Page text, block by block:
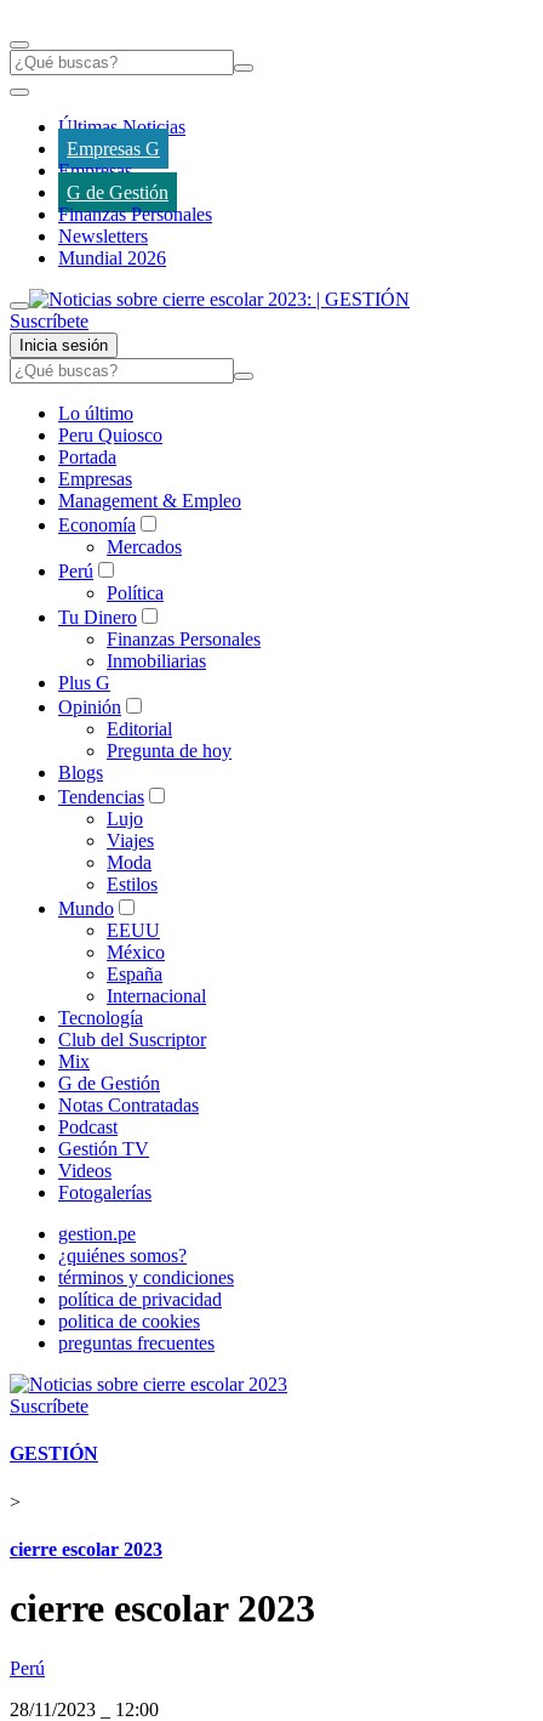
Últimas Noticias
Empresas G
Empresas
G de Gestión
Finanzas Personales
Newsletters
Mundial 2026
Suscríbete
Inicia sesión
Lo último
Peru Quiosco
Portada
Empresas
Management & Empleo
Economía
Mercados
Perú
Política
Tu Dinero
Finanzas Personales
Inmobiliarias
Plus G
Opinión
Editorial
Pregunta de hoy
Blogs
Tendencias
Lujo
Viajes
Moda
Estilos
Mundo
EEUU
México
España
Internacional
Tecnología
Club del Suscriptor
Mix
G de Gestión
Notas Contratadas
Podcast
Gestión TV
Videos
Fotogalerías
gestion.pe
¿quiénes somos?
términos y condiciones
política de privacidad
politica de cookies
preguntas frecuentes
Suscríbete
GESTIÓN
>
cierre escolar 2023
cierre escolar 2023
Perú
28/11/2023
12:00